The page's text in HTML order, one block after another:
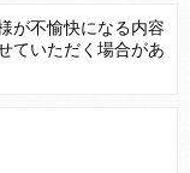
【パズドラ】TB・HEARTSの6人は全員分岐進化とアシスト2種あり！HEARTSエンジェルの進化いいな
りますか？
が不愉快になる内容
ていただく場合があ